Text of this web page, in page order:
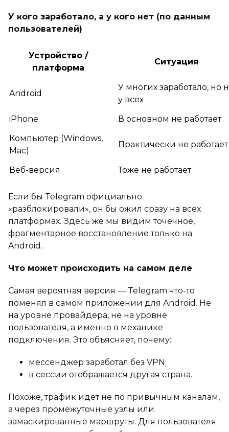
У кого заработало, а у кого нет (по данным
пользователей)
Устройство /
платформа
Ситуация
Android
У многих заработало, но
у всех
iPhone
В основном не работает
Компьютер (Windows,
Mac)
Практически не работает
Веб-версия Тоже не работает
Если бы Telegram официально
«разблокировали», он бы ожил сразу на всех
платформах. Здесь же мы видим точечное,
фрагментарное восстановление только на
Android.
Что может происходить на самом деле
Самая вероятная версия — Telegram что-то
поменял в самом приложении для Android. Не
на уровне провайдера, не на уровне
пользователя, а именно в механике
подключения. Это объясняет, почему:
мессенджер заработал без VPN;
в сессии отображается другая страна.
Похоже, трафик идёт не по привычным каналам,
а через промежуточные узлы или
замаскированные маршруты. Для пользователя